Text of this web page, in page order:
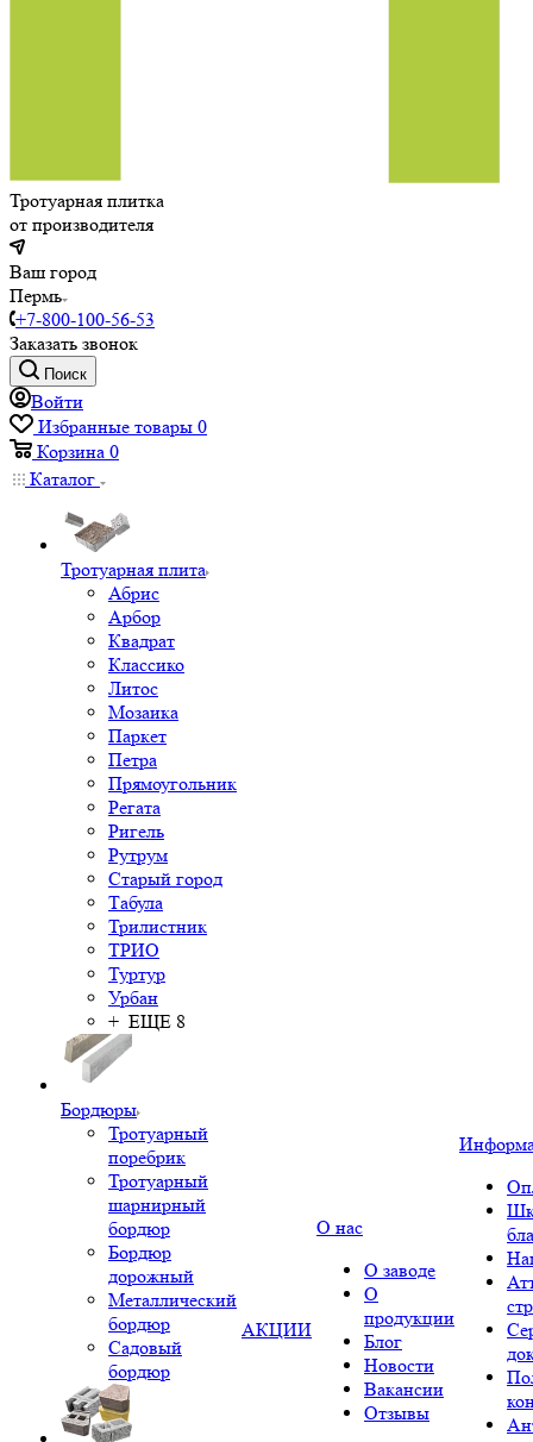
Тротуарная плитка
от производителя
Ваш город
Пермь
+7-800-100-56-53
Заказать звонок
Поиск
Войти
Избранные товары 0
Корзина 0
Каталог
Тротуарная плита
Абрис
Арбор
Квадрат
Классико
Литос
Мозаика
Паркет
Петра
Прямоугольник
Регата
Ригель
Рутрум
Старый город
Табула
Трилистник
ТРИО
Туртур
Урбан
+ ЕЩЕ 8
Бордюры
Тротуарный
поребрик
Тротуарный
шарнирный
бордюр
Бордюр
дорожный
Металлический
бордюр
Садовый
бордюр
АКЦИИ
О нас
О заводе
О
продукции
Блог
Новости
Вакансии
Отзывы